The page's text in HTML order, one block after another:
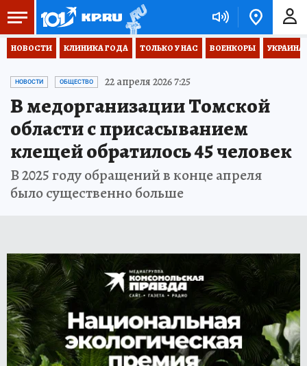
НОВОСТИ КЛИНИКА ГОДА ТОЛЬКО У НАС ВОЕНКОРЫ
НОВОСТИ ОБЩЕСТВО 22 апреля 2026 7:25
В медорганизации Томской
области с присасыванием
клещей обратилось 45 человек
В 2025 году обращений в конце апреля
было существенно больше